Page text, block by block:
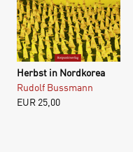
Herbst in Nordkorea
Rudolf Bussmann
EUR 25,00